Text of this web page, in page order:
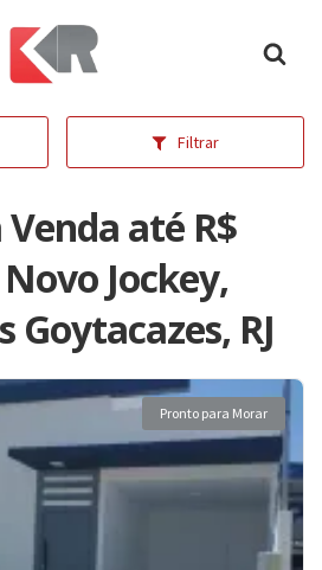
Página inicial
Filtrar
até R$
Jockey,
Goytacazes, RJ
Pronto para Morar